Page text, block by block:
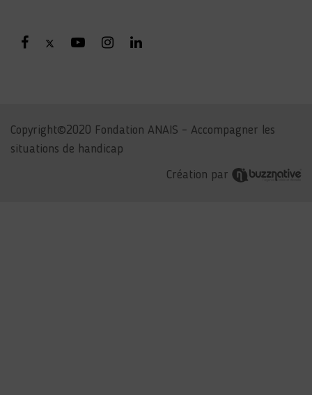
Copyright©2020 Fondation ANAIS – Accompagner les
situations de handicap
Création par